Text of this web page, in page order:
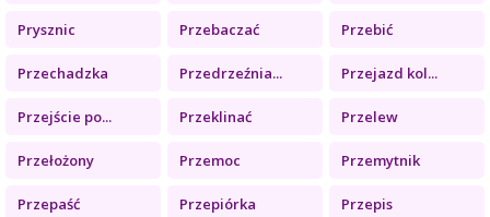
Prysznic Przebaczać Przebić
Przechadzka Przedrzeźnia... Przejazd kol...
Przejście po... Przeklinać Przelew
Przełożony Przemoc Przemytnik
Przepaść Przepiórka Przepis